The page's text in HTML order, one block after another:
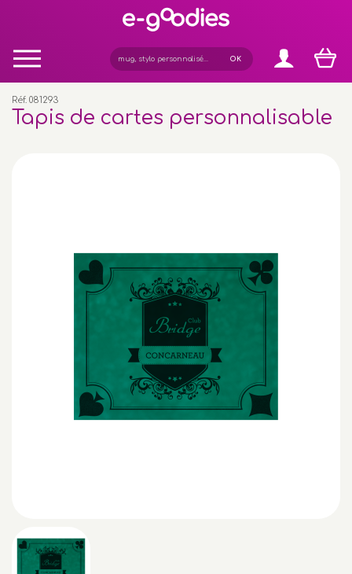
Réf. 081293
Tapis de cartes personnalisable